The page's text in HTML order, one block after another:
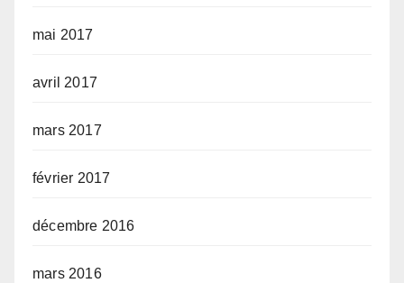
mai 2017
avril 2017
mars 2017
février 2017
décembre 2016
mars 2016